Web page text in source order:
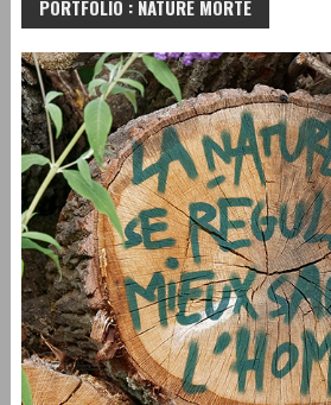
PORTFOLIO : NATURE MORTE